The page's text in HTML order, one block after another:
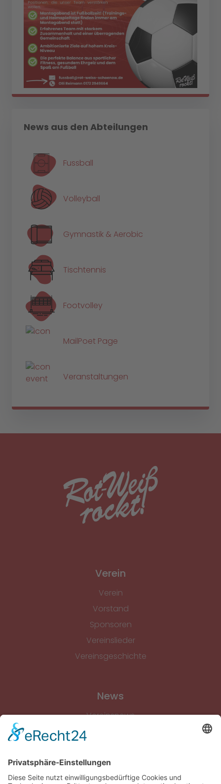
News aus den Abteilungen
Fussball
Volleyball
Gymnastik & Aerobic
Tischtennis
Footvolley
MailPoet Page
Veranstaltungen
Verein
Verein
Vorstand
Sponsoren
Vereinslieder
Vereinsgeschichte
News
Vereinsnews
Gymnastik & Aerobic
Tischtennis